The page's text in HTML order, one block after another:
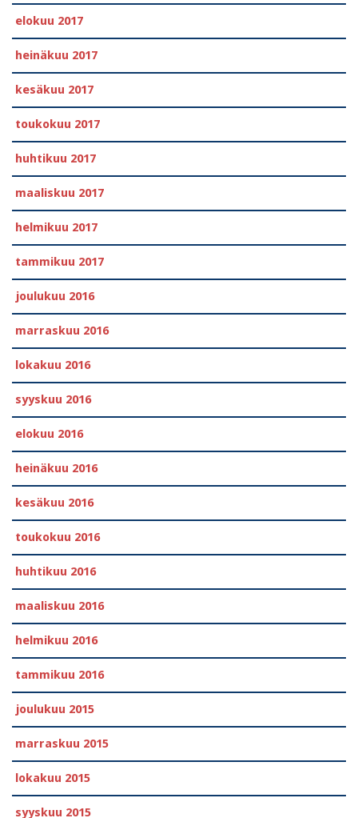
elokuu 2017
heinäkuu 2017
kesäkuu 2017
toukokuu 2017
huhtikuu 2017
maaliskuu 2017
helmikuu 2017
tammikuu 2017
joulukuu 2016
marraskuu 2016
lokakuu 2016
syyskuu 2016
elokuu 2016
heinäkuu 2016
kesäkuu 2016
toukokuu 2016
huhtikuu 2016
maaliskuu 2016
helmikuu 2016
tammikuu 2016
joulukuu 2015
marraskuu 2015
lokakuu 2015
syyskuu 2015